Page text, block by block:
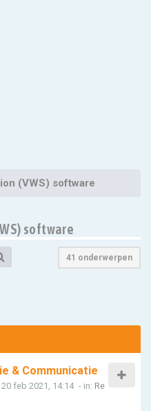
(VWS) software
software
41 onderwerpen
& Communicatie
20 feb 2021, 14:14 - in: Re